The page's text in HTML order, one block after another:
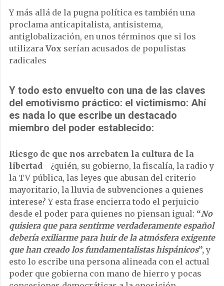
Y más allá de la pugna política es también una
proclama anticapitalista, antisistema,
antiglobalización, en unos términos que si los
utilizara Vox serían acusados de populistas
radicales
Y todo esto envuelto con una de las claves
del emotivismo práctico: el victimismo: Ahí
es nada lo que escribe un destacado
miembro del poder establecido:
Riesgo de que nos arrebaten la cultura de la
libertad– ¿quién, su gobierno, la fiscalía, la radio y
la TV pública, las leyes que abusan del criterio
mayoritario, la lluvia de subvenciones a quienes
interese? Y esta frase encierra todo el perjuicio
desde el poder para quienes no piensan igual: “No
quisiera que para sentirme verdaderamente español
debería exiliarme para huir de la atmósfera exigente
que han creado los fundamentalistas hispánicos”,y
esto lo escribe una persona alineada con el actual
poder que gobierna con mano de hierro y pocas